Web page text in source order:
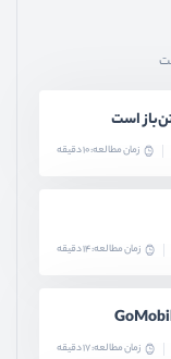
زمان مطالعه: 10 دقیقه
زمان مطالعه: 14 دقیقه
زمان مطالعه: 17 دقیقه